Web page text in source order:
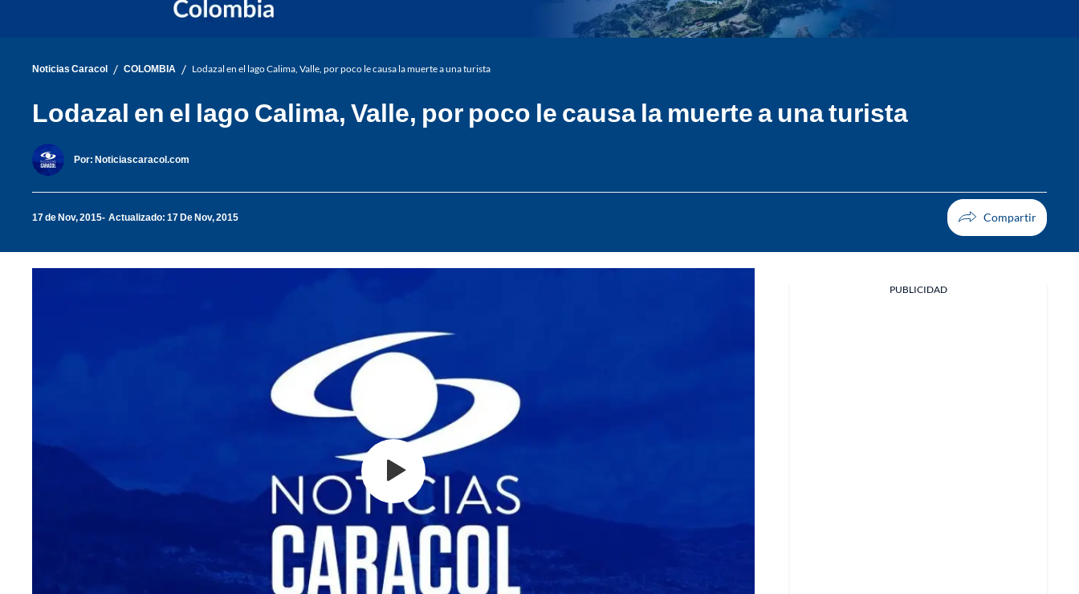
Noticias Caracol / COLOMBIA / Lodazal en el lago Calima, Valle, por poco le causa la muerte a una turista
Lodazal en el lago Calima, Valle, por poco le causa la muerte a una turista
Por: Noticiascaracol.com
17 de Nov, 2015 Actualizado: 17 De Nov, 2015
PUBLICIDAD